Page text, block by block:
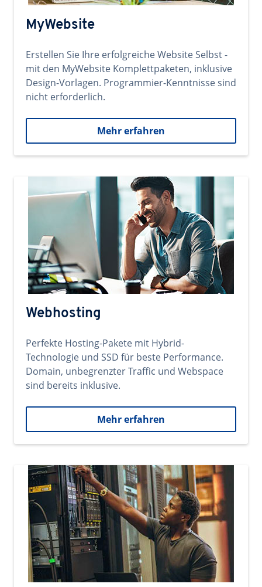
MyWebsite
Erstellen Sie Ihre erfolgreiche Website Selbst -
mit den MyWebsite Komplettpaketen, inklusive
Design-Vorlagen. Programmier-Kenntnisse sind
nicht erforderlich.
Mehr erfahren
Webhosting
Perfekte Hosting-Pakete mit Hybrid-
Technologie und SSD für beste Performance.
Domain, unbegrenzter Traffic und Webspace
sind bereits inklusive.
Mehr erfahren